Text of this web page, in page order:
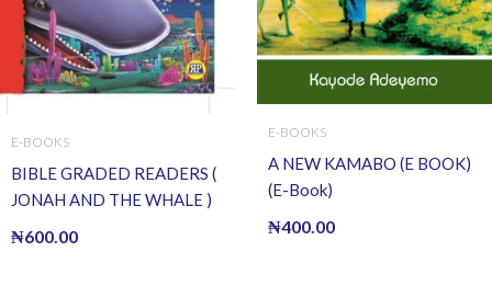
E-BOOKS
BIBLE GRADED READERS (
JONAH AND THE WHALE )
₦600.00
E-BOOKS
A NEW KAMABO (E BOOK)
(E-Book)
₦400.00